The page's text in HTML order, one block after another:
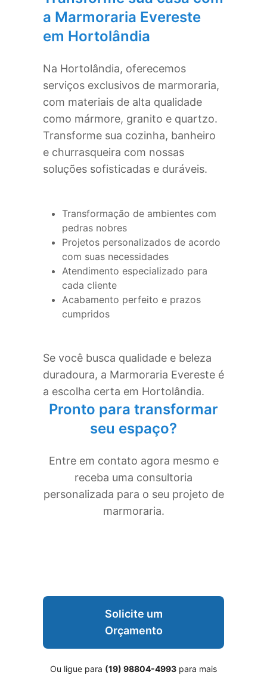
a Marmoraria Evereste
em Hortolândia
Na Hortolândia, oferecemos
serviços exclusivos de marmoraria,
com materiais de alta qualidade
como mármore, granito e quartzo.
Transforme sua cozinha, banheiro
e churrasqueira com nossas
soluções sofisticadas e duráveis.
Transformação de ambientes com
pedras nobres
Projetos personalizados de acordo
com suas necessidades
Atendimento especializado para
cada cliente
Acabamento perfeito e prazos
cumpridos
Se você busca qualidade e beleza
duradoura, a Marmoraria Evereste é
a escolha certa em Hortolândia.
Pronto para transformar
seu espaço?
Entre em contato agora mesmo e
receba uma consultoria
personalizada para o seu projeto de
marmoraria.
Solicite um
Orçamento
Ou ligue para (19) 98804-4993 para mais